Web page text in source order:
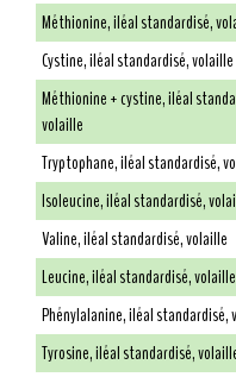
Méthionine, iléal standardisé,
Cystine, iléal standardisé, volaille
Méthionine + cystine, iléal
volaille
Tryptophane, iléal standardisé,
Isoleucine, iléal standardisé,
Valine, iléal standardisé, volaille
Leucine, iléal standardisé, volaille
Phénylalanine, iléal standardisé,
Tyrosine, iléal standardisé,